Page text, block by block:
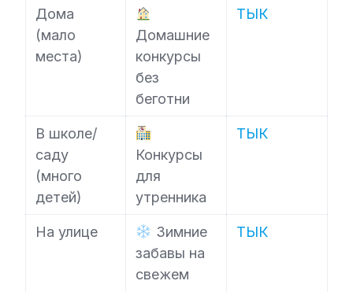
Дома
(мало
места)
Домашние
конкурсы
без
беготни
ТЫК
В школе/
саду
(много
детей)
Конкурсы
для
утренника
ТЫК
На улице
Зимние
забавы на
свежем
ТЫК